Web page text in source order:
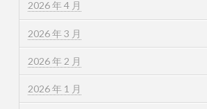
2026 年 4 月
2026 年 3 月
2026 年 2 月
2026 年 1 月